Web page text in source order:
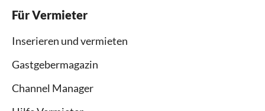
Für Vermieter
Inserieren und vermieten
Gastgebermagazin
Channel Manager